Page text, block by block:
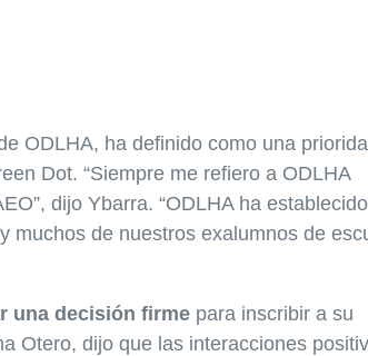
ODLHA, ha definido como una
Dot. “Siempre me refiero a ODLHA
dijo Ybarra. “ODLHA ha establecido
muchos de nuestros exalumnos de
una decisión firme para inscribir a su
Otero, dijo que las interacciones